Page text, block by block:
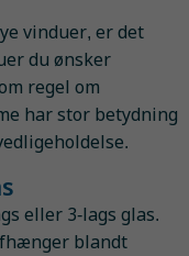
vinduer, er det
du ønsker
regel om
har stor betydning
eller 3-lags glas.
blandt